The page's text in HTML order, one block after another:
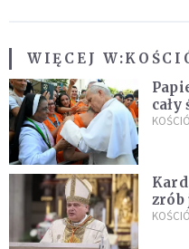
WIĘCEJ W:
zrób